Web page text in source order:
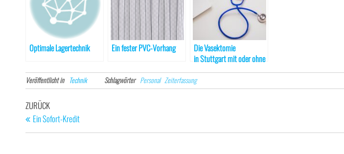
Optimale Lagertechnik Ein fester PVC-Vorhang
Die Vasektomie
in Stuttgart mit oder ohne
Skalpell möglich
Veröffentlicht in Technik Schlagwörter Personal Zeiterfassung
Beitragsnavigation
Vorheriger
Beitrag
ZURÜCK
Ein Sofort-Kredit